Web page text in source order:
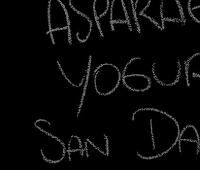
Cavolo romanesco al
forno con ‘nduja
Bisque di gamberi:
l'ideale per insaporire